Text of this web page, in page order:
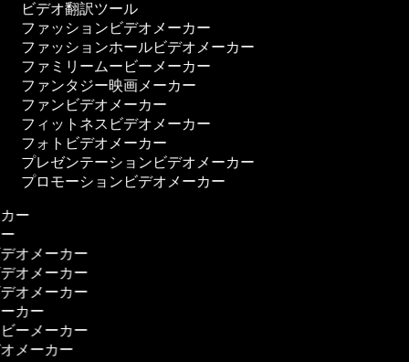
ビデオ翻訳ツール
ファッションビデオメーカー
ファッションホールビデオメーカー
ファミリームービーメーカー
ファンタジー映画メーカー
ファンビデオメーカー
フィットネスビデオメーカー
フォトビデオメーカー
プレゼンテーションビデオメーカー
プロモーションビデオメーカー
ー
オメーカー
オメーカー
オメーカー
カー
ーメーカー
メーカー